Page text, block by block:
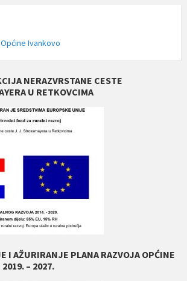
Ivankovo
NERAZVRSTANE CESTE
U RETKOVCIMA
I AŽURIRANJE PLANA RAZVOJA OPĆINE
– 2027.